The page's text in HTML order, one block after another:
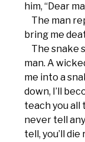
him, “Dear
The man
bring me
The snake
man. A
me into a
down, I’ll
teach you all
never tell
tell, you’ll die